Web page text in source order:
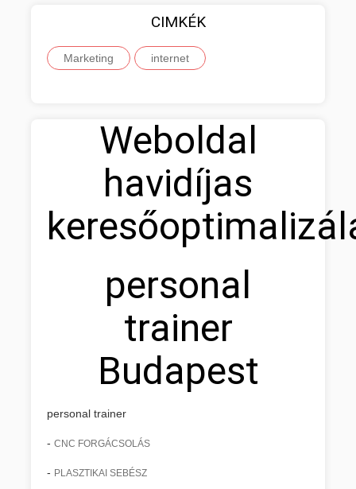
CIMKÉK
Marketing internet
Weboldal
havidíjas
personal
trainer
Budapest
personal trainer
- CNC FORGÁCSOLÁS
- PLASZTIKAI SEBÉSZ